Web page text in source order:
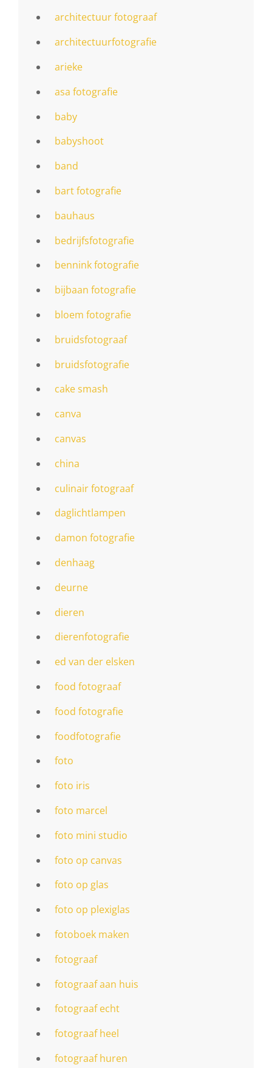
architectuur fotograaf
architectuurfotografie
arieke
asa fotografie
baby
babyshoot
band
bart fotografie
bauhaus
bedrijfsfotografie
bennink fotografie
bijbaan fotografie
bloem fotografie
bruidsfotograaf
bruidsfotografie
cake smash
canva
canvas
china
culinair fotograaf
daglichtlampen
damon fotografie
denhaag
deurne
dieren
dierenfotografie
ed van der elsken
food fotograaf
food fotografie
foodfotografie
foto
foto iris
foto marcel
foto mini studio
foto op canvas
foto op glas
foto op plexiglas
fotoboek maken
fotograaf
fotograaf aan huis
fotograaf echt
fotograaf heel
fotograaf huren